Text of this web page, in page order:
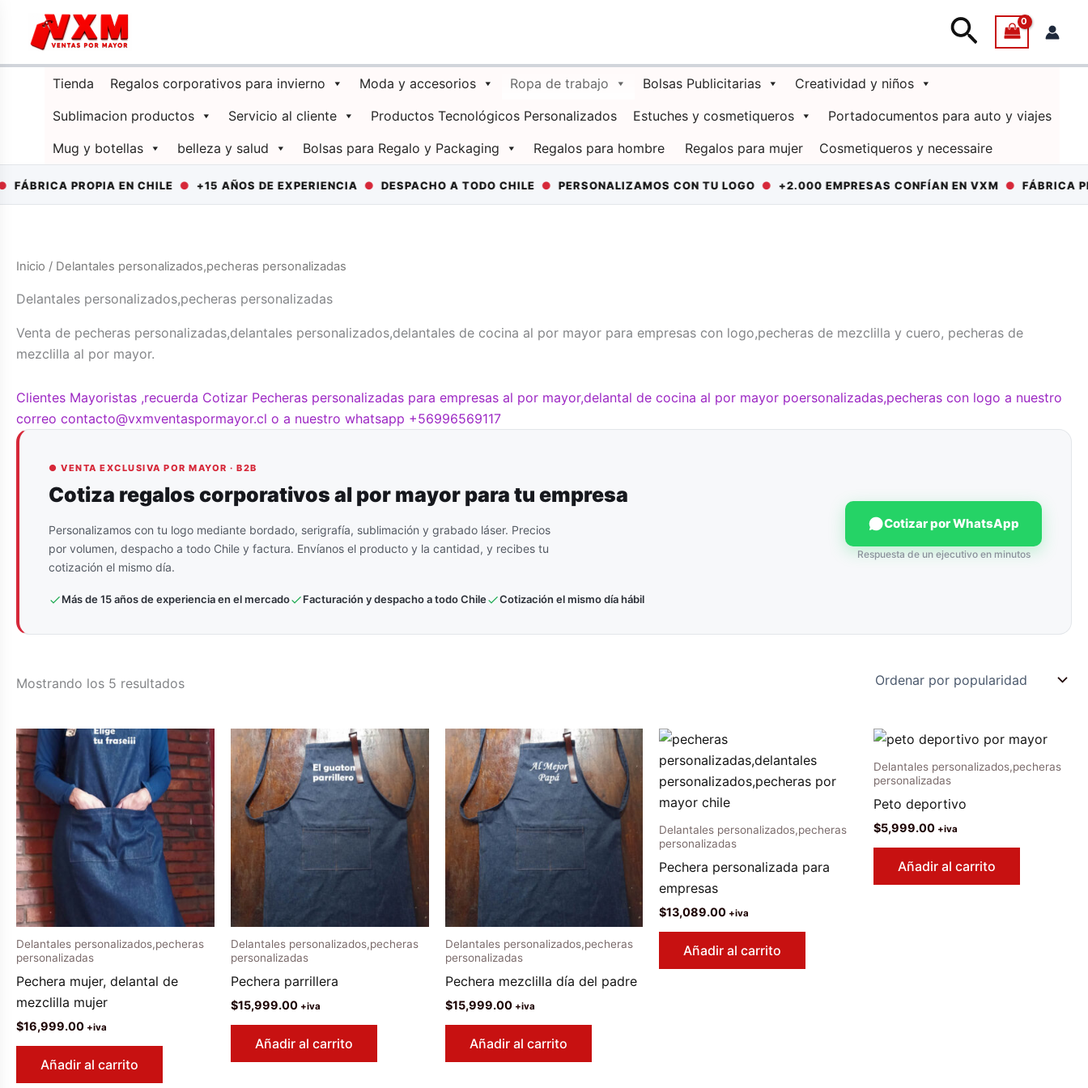
contenido
Buscar
Tienda Regalos corporativos para invierno Moda y accesorios Ropa de trabajo Bolsas Publicitarias
Creatividad y niños
Sublimacion productos
Servicio al cliente Productos Tecnológicos Personalizados Estuches y cosmetiqueros
Portadocumentos para auto y viajes
Mug y botellas
belleza y salud Bolsas para Regalo y Packaging Regalos para hombre Regalos para mujer Cosmetiqueros y necessaire
PROPIA EN CHILE●+15 AÑOS DE EXPERIENCIA●DESPACHO A TODO CHILE●PERSONALIZAMOS CON TU LOGO●+2.000 EMPRESAS CONFÍAN EN VXM●FÁBRICA
Inicio / Delantales personalizados,pecheras personalizadas
Delantales personalizados,pecheras personalizadas
Venta de pecheras personalizadas,delantales personalizados,delantales de cocina al por mayor para empresas con logo,pecheras de mezclilla y cuero, pecheras de
mezclilla al por mayor.
Clientes Mayoristas ,recuerda Cotizar Pecheras personalizadas para empresas al por mayor,delantal de cocina al por mayor poersonalizadas,pecheras con logo a nuestro
correo contacto@vxmventaspormayor.cl o a nuestro whatsapp +56996569117
● VENTA EXCLUSIVA POR MAYOR · B2B
Cotiza regalos corporativos al por mayor para tu empresa
Personalizamos con tu logo mediante bordado, serigrafía, sublimación y grabado láser. Precios
por volumen, despacho a todo Chile y factura. Envíanos el producto y la cantidad, y recibes tu
cotización el mismo día.
Más de 15 años de experiencia en el mercado Facturación y despacho a todo Chile Cotización el mismo día hábil
Cotizar por WhatsApp
Respuesta de un ejecutivo en minutos
Mostrando los 5 resultadosOrdenado
Delantales personalizados,pecheras
personalizadas
Pechera mujer, delantal de
mezclilla mujer
$16,999.00 +iva
Añadir al carrito
Delantales personalizados,pecheras
personalizadas
Pechera parrillera
$15,999.00 +iva
Añadir al carrito
Delantales personalizados,pecheras
personalizadas
Pechera mezclilla día del padre
$15,999.00 +iva
Añadir al carrito
Delantales personalizados,pecheras
personalizadas
Pechera personalizada para
empresas
$13,089.00 +iva
Añadir al carrito
Delantales personalizados,pecheras
personalizadas
Peto deportivo
$5,999.00 +iva
Añadir al carrito